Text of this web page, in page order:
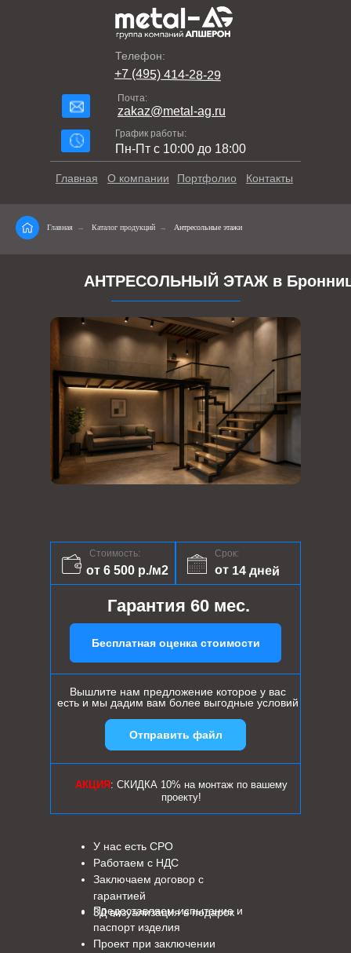
Телефон:
+7 (495) 414-28-29
Почта:
zakaz@metal-ag.ru
График работы:
Пн-Пт с 10:00 до 18:00
Контакты
Портфолио
О компании
Главная
Главная → Каталог продукций → Антресольные этажи
АНТРЕСОЛЬНЫЙ ЭТАЖ в
Срок:
от 14 дней
Стоимость:
от 6 500 р./м2
Гарантия 60 мес.
Бесплатная оценка стоимости
Вышлите нам предложение которое у вас
есть и мы дадим вам более выгодные условий
АКЦИЯ : СКИДКА 10% на монтаж по вашему
проекту!
Предоставляем испытание и
паспорт изделия
Проект при заключении
У нас есть СРО
Работаем с НДС
Заключаем договор с
гарантией
3Д визуализация в подарок
Отправить файл